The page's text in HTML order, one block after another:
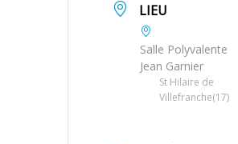
LIEU
Salle Polyvalente
Jean Garnier
St Hilaire de
Villefranche(17)